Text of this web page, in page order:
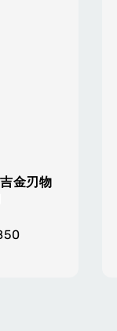
金刃物